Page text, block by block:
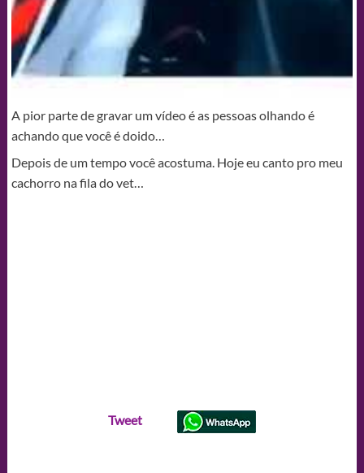
A pior parte de gravar um vídeo é as pessoas olhando é
achando que você é doido…
Depois de um tempo você acostuma. Hoje eu canto pro meu
cachorro na fila do vet…
Tweet